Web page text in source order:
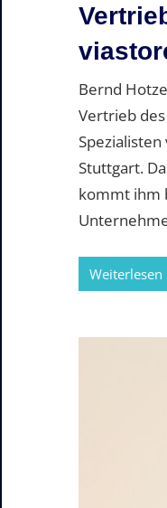
Bernd
Vertrieb
Spezialisten
Stuttgart.
kommt ihm
Weiterlesen